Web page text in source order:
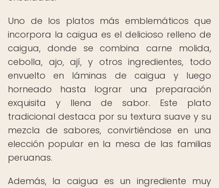
Uno de los platos más emblemáticos que
incorpora la caigua es el delicioso relleno de
caigua, donde se combina carne molida,
cebolla, ajo, ají, y otros ingredientes, todo
envuelto en láminas de caigua y luego
horneado hasta lograr una preparación
exquisita y llena de sabor. Este plato
tradicional destaca por su textura suave y su
mezcla de sabores, convirtiéndose en una
elección popular en la mesa de las familias
peruanas.
Además, la caigua es un ingrediente muy